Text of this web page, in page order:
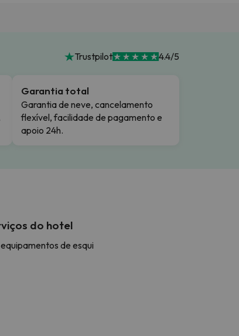
Trustpilot 4.4/5
Garantia total
Garantia de neve, cancelamento
flexível, facilidade de pagamento e
apoio 24h.
do hotel
de esqui